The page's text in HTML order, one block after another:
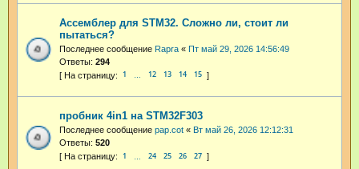
Ассемблер для STM32. Сложно ли, стоит ли
пытаться?
Последнее сообщение Rapra « Пт май 29, 2026 14:56:49
Ответы: 294
1 12 13 14 15
пробник 4in1 на STM32F303
Последнее сообщение pap.cot « Вт май 26, 2026 12:12:31
Ответы: 520
1 24 25 26 27